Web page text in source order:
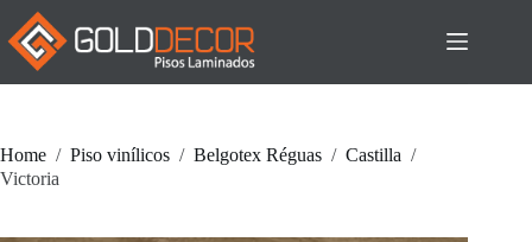
Pular
para
conteúdo
Home / Piso vinílicos / Belgotex Réguas / Castilla /
Victoria